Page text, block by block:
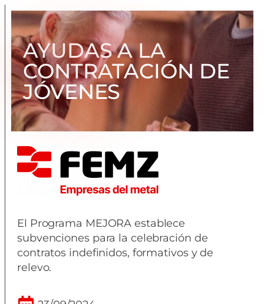
AYUDAS A LA
CONTRATACIÓN DE
JÓVENES
El Programa MEJORA establece
subvenciones para la celebración de
contratos indefinidos, formativos y de
relevo.